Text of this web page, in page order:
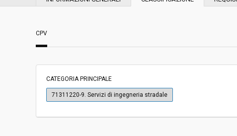
Scelta del contraente: Procedura aperta
Valore stimato della procedura:
Responsabile unico del
Elisa Giulia Andrigo
CPV
CATEGORIA PRINCIPALE
71311220-9. Servizi di ingegneria stradale